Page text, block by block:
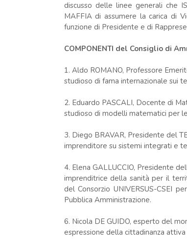
discusso delle linee generali che
MAFFIA di assumere la carica di
funzione di Presidente e di
COMPONENTI del Consiglio di
1. Aldo ROMANO, Professore
studioso di fama internazionale sui
2. Eduardo PASCALI, Docente di
studioso di modelli matematici per
3. Diego BRAVAR, Presidente del
imprenditore su sistemi integrati e
4. Elena GALLUCCIO, Presidente
imprenditrice della sanità per il
del Consorzio UNIVERSUS-CSEI
Pubblica Amministrazione.
6. Nicola DE GUIDO, esperto del
espressione della cittadinanza